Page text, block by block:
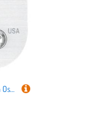
Scherköpfe für Schermaschinen von Oster - Scherkopf Nr. 7F (Länge 3,2 mm)